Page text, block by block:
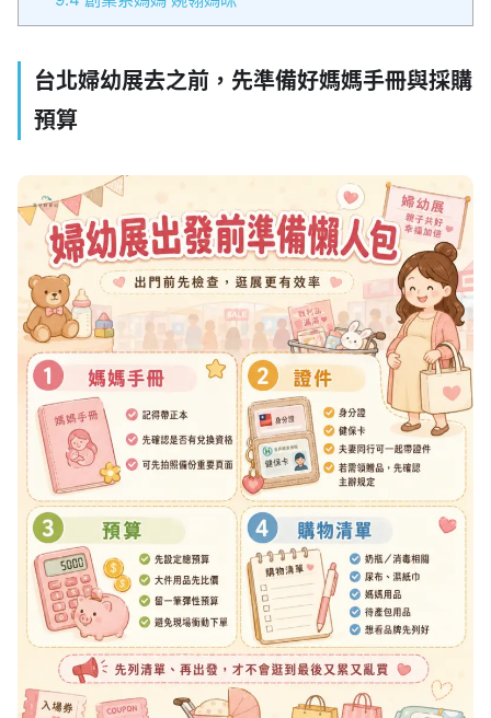
台北婦幼展去之前，先準備好媽媽手冊與採購
預算